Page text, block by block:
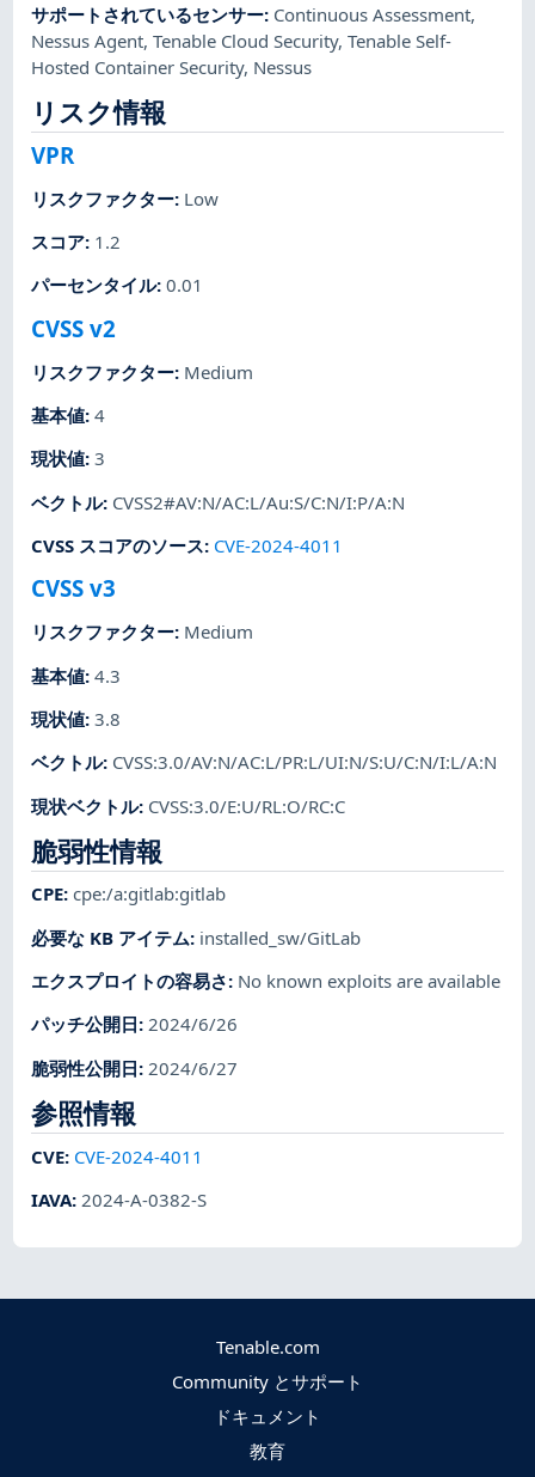
サポートされているセンサー: Continuous Assessment,
Nessus Agent,Tenable Cloud Security,Tenable Self-
Hosted Container Security, Nessus
リスク情報
VPR
リスクファクター: Low
スコア: 1.2
パーセンタイル:0.01
CVSS v2
リスクファクター: Medium
基本値:4
現状値:3
ベクトル: CVSS2#AV:N/AC:L/Au:S/C:N/I:P/A:N
CVSS スコアのソース: CVE-2024-4011
CVSS v3
リスクファクター: Medium
基本値:4.3
現状値:3.8
ベクトル: CVSS:3.0/AV:N/AC:L/PR:L/UI:N/S:U/C:N/I:L/A:N
現状ベクトル: CVSS:3.0/E:U/RL:O/RC:C
脆弱性情報
CPE:cpe:/a:gitlab:gitlab
必要な KB アイテム: installed_sw/GitLab
エクスプロイトの容易さ: No known exploits are available
パッチ公開日:2024/6/26
脆弱性公開日: 2024/6/27
参照情報
CVE: CVE-2024-4011
IAVA: 2024-A-0382-S
Tenable.com
Community とサポート
ドキュメント
教育